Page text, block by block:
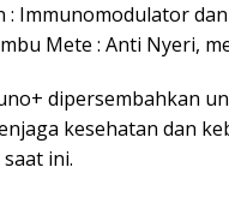
: Immunomodulator
Mete : Anti Nyeri,
dipersembahkan
kesehatan dan
ini.